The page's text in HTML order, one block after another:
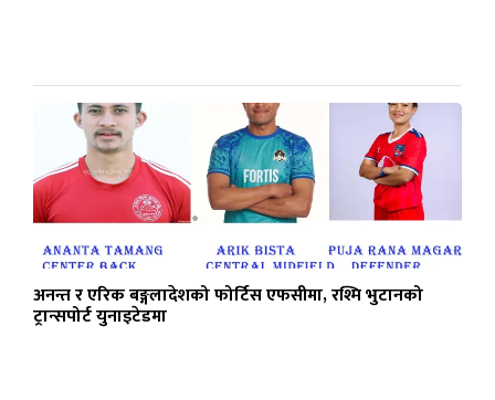
अनन्त र एरिक बङ्गलादेशको फोर्टिस एफसीमा, रश्मि भुटानको
ट्रान्सपोर्ट युनाइटेडमा